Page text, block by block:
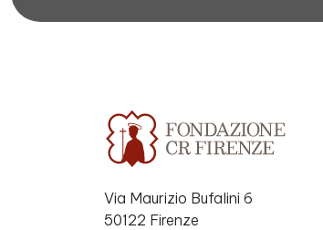
Via Maurizio Bufalini 6
50122 Firenze